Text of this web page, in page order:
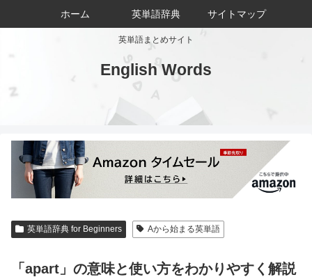
英単語まとめサイト
English Words
ホーム 英単語辞典 サイトマップ
英単語辞典 for Beginners Aから始まる英単語
「apart」の意味と使い方をわかりやすく解説